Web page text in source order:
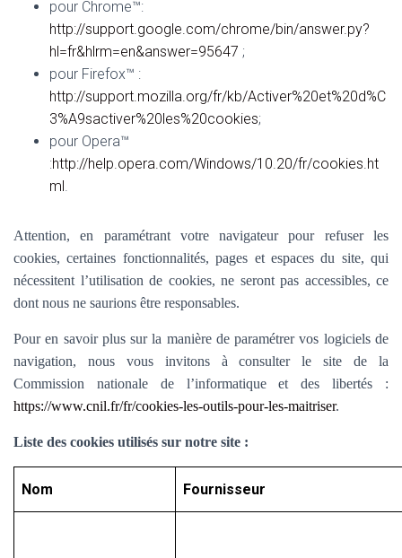
pour Chrome™:
http://support.google.com/chrome/bin/answer.py?
hl=fr&hlrm=en&answer=95647 ;
pour Firefox™ :
http://support.mozilla.org/fr/kb/Activer%20et%20d%C
3%A9sactiver%20les%20cookies;
pour Opera™
:http://help.opera.com/Windows/10.20/fr/cookies.ht
ml
Attention, en paramétrant votre navigateur pour refuser les
cookies, certaines fonctionnalités, pages et espaces du site, qui
nécessitent l’utilisation de cookies, ne seront pas accessibles, ce
dont nous ne saurions être responsables.
Pour en savoir plus sur la manière de paramétrer vos logiciels de
navigation, nous vous invitons à consulter le site de la
Commission nationale de l’informatique et des libertés :
https://www.cnil.fr/fr/cookies-les-outils-pour-les-maitriser.
Liste des cookies utilisés sur notre site :
Nom Fournisseur